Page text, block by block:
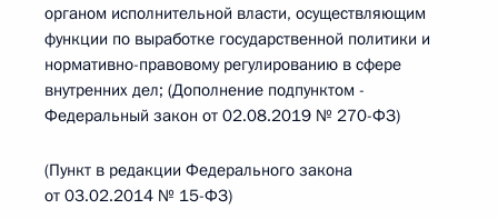
органом исполнительной власти, осуществляющим
функции по выработке государственной политики и
нормативно-правовому регулированию в сфере
внутренних дел; (Дополнение подпунктом -
Федеральный закон от 02.08.2019 № 270-ФЗ)
(Пункт в редакции Федерального закона
от 03.02.2014 № 15-ФЗ)